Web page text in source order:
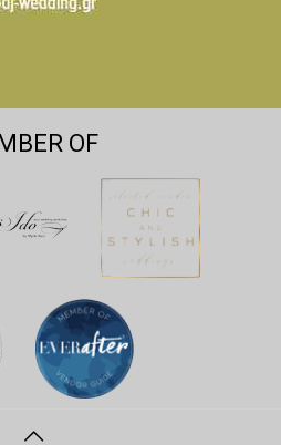
OF